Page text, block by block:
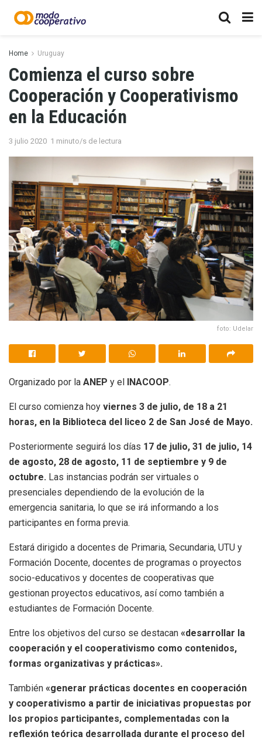
Home Uruguay
Comienza el curso sobre
Cooperación y Cooperativismo
en la Educación
3 julio 2020 1 minuto/s de lectura
foto: Udelar
Organizado por la ANEP y el INACOOP.
El curso comienza hoy viernes 3 de julio, de 18 a 21
horas, en la Biblioteca del liceo 2 de San José de Mayo.
Posteriormente seguirá los días 17 de julio, 31 de julio, 14
de agosto, 28 de agosto, 11 de septiembre y 9 de
octubre. Las instancias podrán ser virtuales o
presenciales dependiendo de la evolución de la
emergencia sanitaria, lo que se irá informando a los
participantes en forma previa.
Estará dirigido a docentes de Primaria, Secundaria, UTU y
Formación Docente, docentes de programas o proyectos
socio-educativos y docentes de cooperativas que
gestionan proyectos educativos, así como también a
estudiantes de Formación Docente.
Entre los objetivos del curso se destacan «desarrollar la
cooperación y el cooperativismo como contenidos,
formas organizativas y prácticas».
También «generar prácticas docentes en cooperación
y cooperativismo a partir de iniciativas propuestas por
los propios participantes, complementadas con la
reflexión teórica desarrollada durante el proceso del